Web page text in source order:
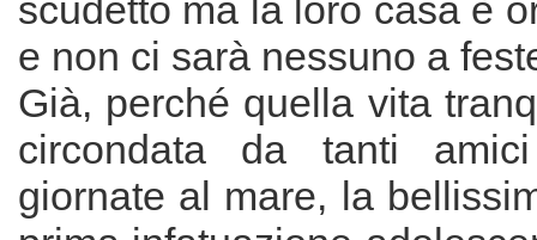
scudetto ma la loro casa è
e non ci sarà nessuno a
Già, perché quella vita
circondata da tanti
giornate al mare, la